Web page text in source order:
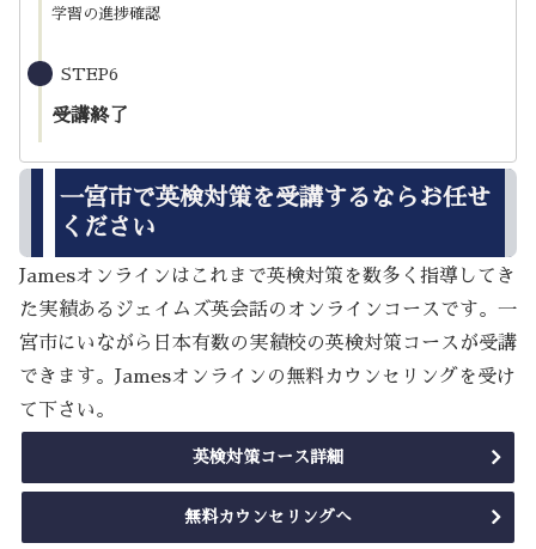
学習の進捗確認
STEP6
受講終了
一宮市で英検対策を受講するならお任せ
ください
Jamesオンラインはこれまで英検対策を数多く指導してき
た実績あるジェイムズ英会話のオンラインコースです。一
宮市にいながら日本有数の実績校の英検対策コースが受講
できます。Jamesオンラインの無料カウンセリングを受け
て下さい。
英検対策コース詳細
無料カウンセリングへ